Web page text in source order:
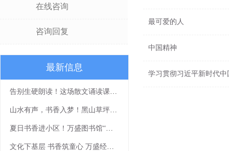
在线咨询
咨询回复
最新信息
告别生硬朗读！这场散文诵读课带你读出文字细腻感
山水有声，书香入梦！黑山草坪展演精彩绽放
夏日书香进小区！万盛图书馆“清凉一夏”流动阅读活动等你来打卡
文化下基层 书香筑童心 万盛经开区图书馆公益讲座《我有一个梦想》走进社区
最可爱的人
中国精神
学习贯彻习近平新时代